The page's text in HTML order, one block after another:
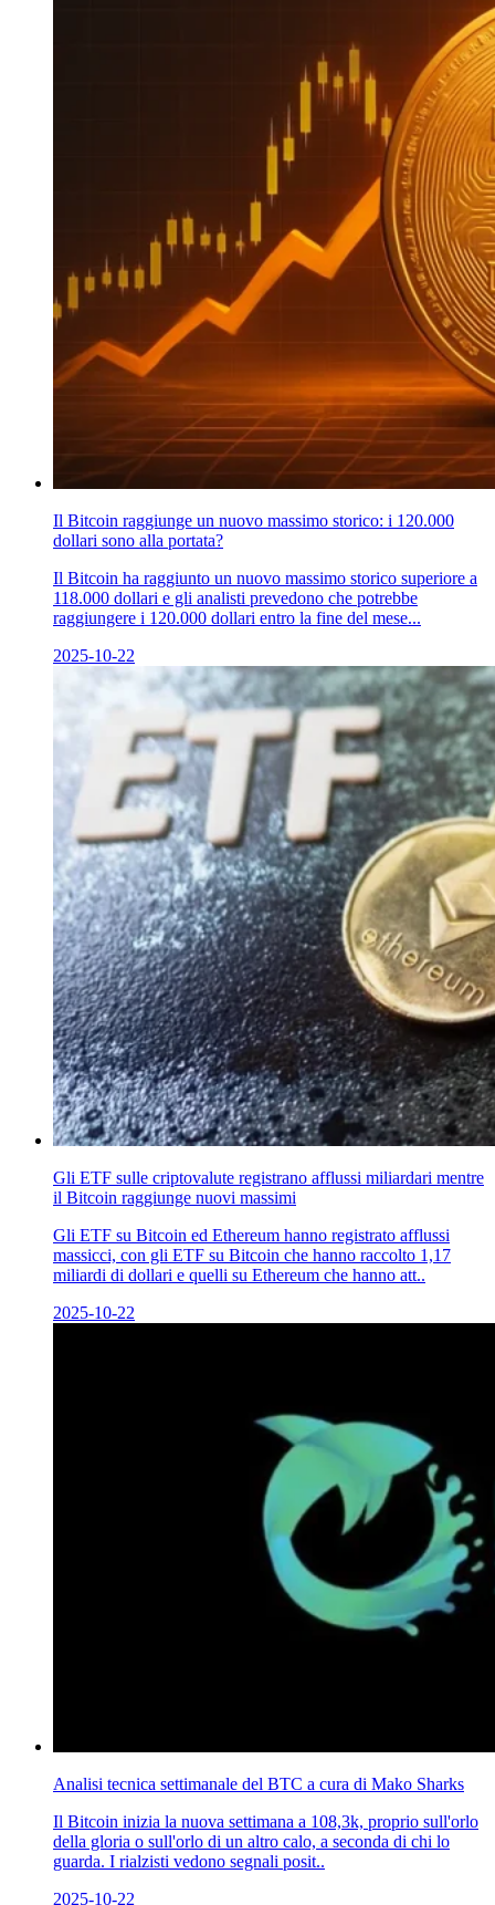
Il Bitcoin raggiunge un nuovo massimo storico: i 120.000
dollari sono alla portata?
Il Bitcoin ha raggiunto un nuovo massimo storico superiore a
118.000 dollari e gli analisti prevedono che potrebbe
raggiungere i 120.000 dollari entro la fine del mese...
2025-10-22
Gli ETF sulle criptovalute registrano afflussi miliardari mentre
il Bitcoin raggiunge nuovi massimi
Gli ETF su Bitcoin ed Ethereum hanno registrato afflussi
massicci, con gli ETF su Bitcoin che hanno raccolto 1,17
miliardi di dollari e quelli su Ethereum che hanno att..
2025-10-22
Analisi tecnica settimanale del BTC a cura di Mako Sharks
Il Bitcoin inizia la nuova settimana a 108,3k, proprio sull'orlo
della gloria o sull'orlo di un altro calo, a seconda di chi lo
guarda. I rialzisti vedono segnali posit..
2025-10-22